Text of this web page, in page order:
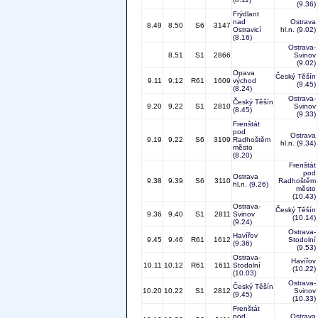
(9.36)
8.49 8.50 S6 3147
Frýdlant
nad
Ostravicí
(8.16)
Ostrava
hl.n. (9.02)
8.51 S1 2866
Ostrava-
Svinov
(9.02)
9.11 9.12 R61 1609
Opava
východ
(8.24)
Český Těšín
(9.45)
9.20 9.22 S1 2810
Český Těšín
(8.45)
Ostrava-
Svinov
(9.33)
9.19 9.22 S6 3109
Frenštát
pod
Radhoštěm
město
(8.20)
Ostrava
hl.n. (9.34)
9.38 9.39 S6 3110
Ostrava
hl.n. (9.26)
Frenštát
pod
Radhoštěm
město
(10.43)
9.36 9.40 S1 2811
Ostrava-
Svinov
(9.24)
Český Těšín
(10.14)
9.45 9.46 R61 1612
Havířov
(9.36)
Ostrava-
Stodolní
(9.53)
10.11 10.12 R61 1611
Ostrava-
Stodolní
(10.03)
Havířov
(10.22)
10.20 10.22 S1 2812
Český Těšín
(9.45)
Ostrava-
Svinov
(10.33)
Frenštát